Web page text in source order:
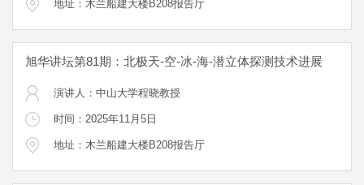
地址：木兰船建大楼B208报告厅
旭华讲坛第81期：北极天-空-冰-海-潜立体探测技术进展
演讲人：中山大学程晓教授
时间：2025年11月5日
地址：木兰船建大楼B208报告厅